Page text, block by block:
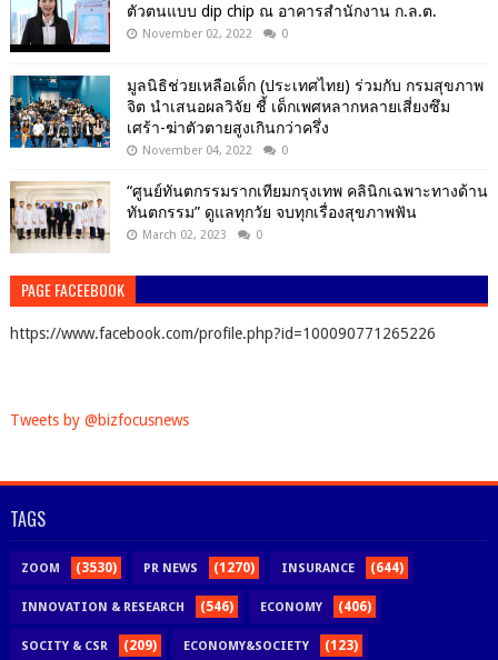
ตัวตนแบบ dip chip ณ อาคารสำนักงาน ก.ล.ต.
November 02, 2022 0
มูลนิธิช่วยเหลือเด็ก (ประเทศไทย) ร่วมกับ กรมสุขภาพ
จิต นำเสนอผลวิจัย ชี้ เด็กเพศหลากหลายเสี่ยงซึม
เศร้า-ฆ่าตัวตายสูงเกินกว่าครึ่ง
November 04, 2022 0
“ศูนย์ทันตกรรมรากเทียมกรุงเทพ คลินิกเฉพาะทางด้าน
ทันตกรรม” ดูแลทุกวัย จบทุกเรื่องสุขภาพฟัน
March 02, 2023 0
PAGE FACEEBOOK
https://www.facebook.com/profile.php?id=100090771265226
Tweets by @bizfocusnews
TAGS
ZOOM (3530) PR NEWS (1270) INSURANCE (644)
INNOVATION & RESEARCH (546) ECONOMY (406)
SOCITY & CSR (209) ECONOMY&SOCIETY (123)